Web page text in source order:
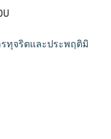
รทุจริตและประพฤติมิ